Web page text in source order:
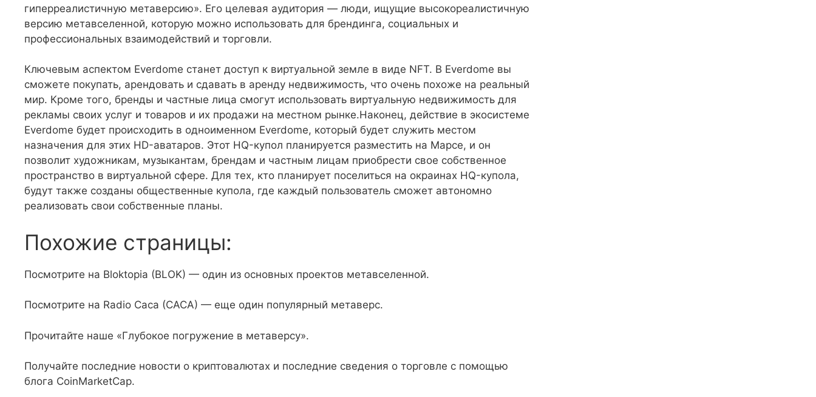
гиперреалистичную метаверсию». Его целевая аудитория — люди, ищущие высокореалистичную
версию метавселенной, которую можно использовать для брендинга, социальных и
профессиональных взаимодействий и торговли.
Ключевым аспектом Everdome станет доступ к виртуальной земле в виде NFT. В Everdome вы
сможете покупать, арендовать и сдавать в аренду недвижимость, что очень похоже на реальный
мир. Кроме того, бренды и частные лица смогут использовать виртуальную недвижимость для
рекламы своих услуг и товаров и их продажи на местном рынке.Наконец, действие в экосистеме
Everdome будет происходить в одноименном Everdome, который будет служить местом
назначения для этих HD-аватаров. Этот HQ-купол планируется разместить на Марсе, и он
позволит художникам, музыкантам, брендам и частным лицам приобрести свое собственное
пространство в виртуальной сфере. Для тех, кто планирует поселиться на окраинах HQ-купола,
будут также созданы общественные купола, где каждый пользователь сможет автономно
реализовать свои собственные планы.
Похожие страницы:
Посмотрите на Bloktopia (BLOK) — один из основных проектов метавселенной.
Посмотрите на Radio Caca (CACA) — еще один популярный метаверс.
Прочитайте наше «Глубокое погружение в метаверсу».
Получайте последние новости о криптовалютах и последние сведения о торговле с помощью
блога CoinMarketCap.